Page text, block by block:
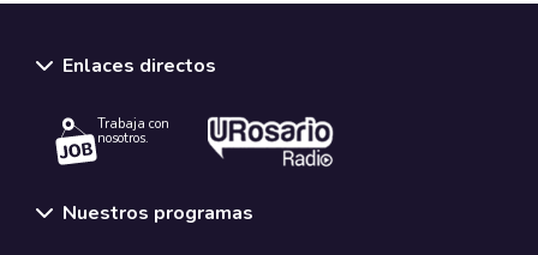
Enlaces directos
Trabaja con
nosotros.
Nuestros programas